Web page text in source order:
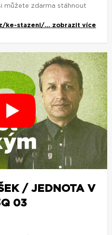
můžete zdarma stáhnout
ke-stazeni/... zobrazit více
/ JEDNOTA V
03